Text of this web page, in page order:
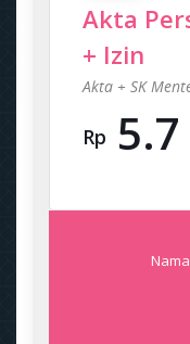
Akta
+ Izin
Akta + SK
Rp 5.7